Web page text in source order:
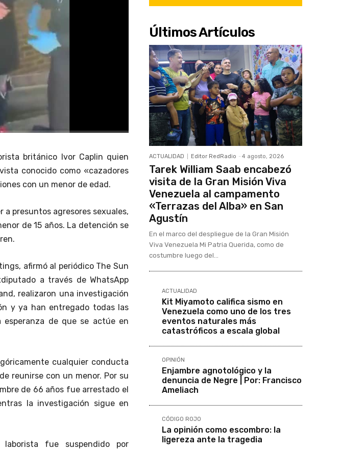
británico Ivor Caplin quien
conocido como «cazadores
con un menor de edad.
presuntos agresores sexuales,
de 15 años. La detención se
afirmó al periódico The Sun
a través de WhatsApp
realizaron una investigación
y ya han entregado todas las
esperanza de que se actúe en
cualquier conducta
reunirse con un menor. Por su
de 66 años fue arrestado el
la investigación sigue en
fue suspendido por
Últimos Artículos
ACTUALIDAD Editor RedRadio - 4 agosto, 2026
Tarek William Saab encabezó
visita de la Gran Misión Viva
Venezuela al campamento
«Terrazas del Alba» en San
Agustín
En el marco del despliegue de la Gran Misión
Viva Venezuela Mi Patria Querida, como de
costumbre luego del...
ACTUALIDAD
Kit Miyamoto califica sismo en
Venezuela como uno de los tres
eventos naturales más
catastróficos a escala global
OPINIÓN
Enjambre agnotológico y la
denuncia de Negre | Por: Francisco
Ameliach
CÓDIGO ROJO
La opinión como escombro: la
ligereza ante la tragedia